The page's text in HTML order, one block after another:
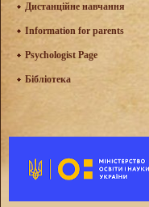
Дистанційне навчання
Information for parents
Psychologist Page
Бібліотека